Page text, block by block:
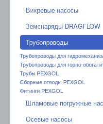
Вихревые насосы
Земснаряды DRAGFLOW
Трубопроводы
Трубопроводы для
Трубопроводы для горно-
Трубы PEXGOL
Сборные отводы PEXGOL
Фитинги PEXGOL
Шламовые погружные
Осевые насосы